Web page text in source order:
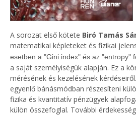
A sorozat első kötete Biró Tamás
matematikai képleteket és fizikai
esetben a "Gini index" és az "entropy"
a saját személyiségük alapján. Ez a
mérésének és kezelésének
egyenlő bánásmódban részesíteni
fizika és kvantitatív pénzügyek
külön összefoglal. További